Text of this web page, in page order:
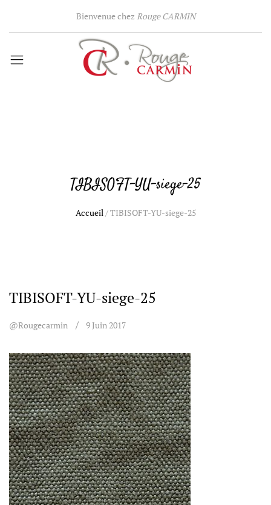
Bienvenue chez Rouge CARMIN
TIBISOFT-YU-siege-25
Accueil/TIBISOFT-YU-siege-25
TIBISOFT-YU-siege-25
@rougecarmin 9 Juin 2017